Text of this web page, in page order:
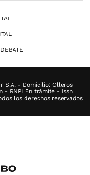
S.A. - Domicilio: Olleros
- RNPI En trámite - Issn
los derechos reservados